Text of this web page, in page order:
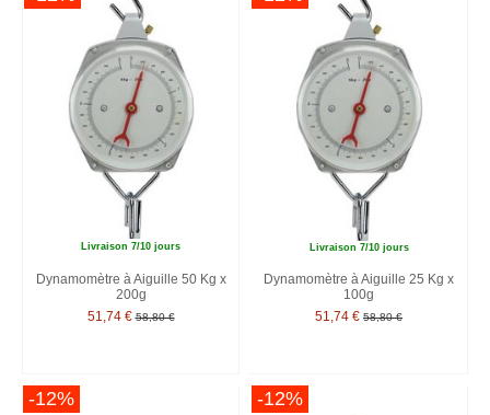
Livraison 7/10 jours
Dynamomètre à Aiguille 50 Kg x
200g
51,74 € 58,80 €
Livraison 7/10 jours
Dynamomètre à Aiguille 25 Kg x
100g
51,74 € 58,80 €
-12% -12%